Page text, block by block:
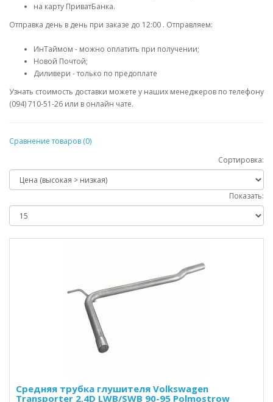
на карту ПриватБанка.
Отправка день в день при заказе до 12:00 . Отправляем:
ИнТаймом - можно оплатить при получении;
Новой Почтой;
Диливери - только по предоплате
Узнать стоимость доставки можете у наших менеджеров по телефону
(094) 710-51-26 или в онлайн чате.
Сравнение товаров (0)
Сортировка:
Показать:
Средняя трубка глушителя Volkswagen
Transporter 2.4D LWB/SWB 90-95 Polmostrow